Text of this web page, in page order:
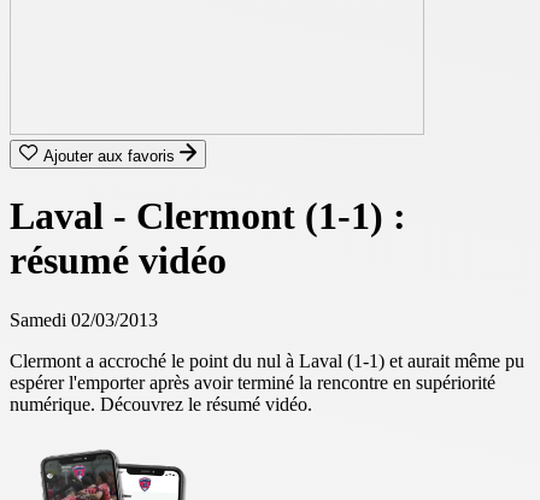
Ajouter aux favoris
Laval - Clermont (1-1) :
résumé vidéo
Samedi 02/03/2013
Clermont a accroché le point du nul à Laval (1-1) et aurait même pu
espérer l'emporter après avoir terminé la rencontre en supériorité
numérique. Découvrez le résumé vidéo.